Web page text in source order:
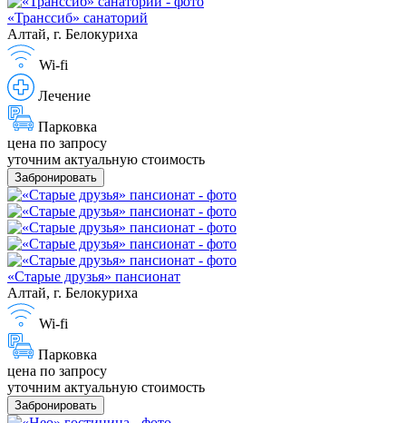
«Транссиб» санаторий
Алтай, г. Белокуриха
Wi-fi
Лечение
Парковка
цена по запросу
уточним актуальную стоимость
Забронировать
«Старые друзья» пансионат
Алтай, г. Белокуриха
Wi-fi
Парковка
цена по запросу
уточним актуальную стоимость
Забронировать